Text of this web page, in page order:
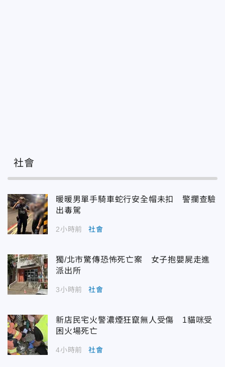
社會
暖暖男單手騎車蛇行安全帽未扣 警攔查驗
出毒駕
2小時前 社會
獨/北市驚傳恐怖死亡案 女子抱嬰屍走進
派出所
3小時前 社會
新店民宅火警濃煙狂竄無人受傷 1貓咪受
困火場死亡
4小時前 社會